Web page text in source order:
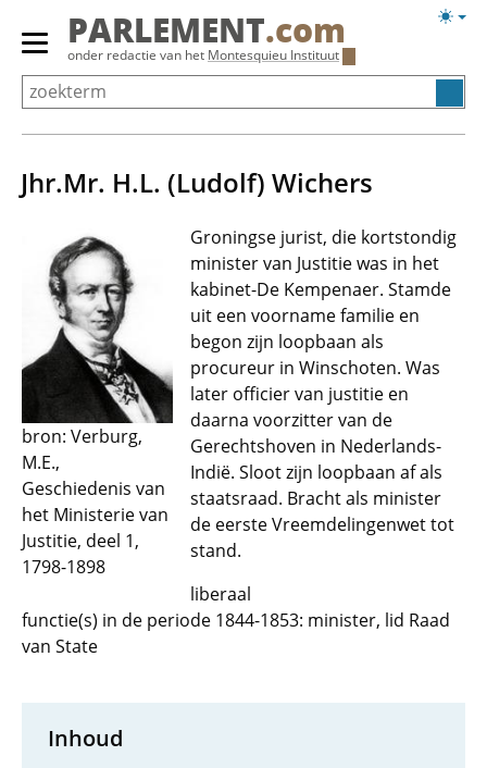
Overslaan
Primair
menu
tonen/verbergen
PARLEMENT.com
onder redactie van het Montesquieu Instituut
Jhr.Mr. H.L. (Ludolf) Wichers
bron: Verburg,
M.E.,
Geschiedenis van
het Ministerie van
Justitie, deel 1,
1798-1898
Groningse jurist, die kortstondig
minister van Justitie was in het
kabinet-De Kempenaer. Stamde
uit een voorname familie en
begon zijn loopbaan als
procureur in Winschoten. Was
later officier van justitie en
daarna voorzitter van de
Gerechtshoven in Nederlands-
Indië. Sloot zijn loopbaan af als
staatsraad. Bracht als minister
de eerste Vreemdelingenwet tot
stand.
liberaal
functie(s) in de periode 1844-1853: minister, lid Raad
van State
Inhoud